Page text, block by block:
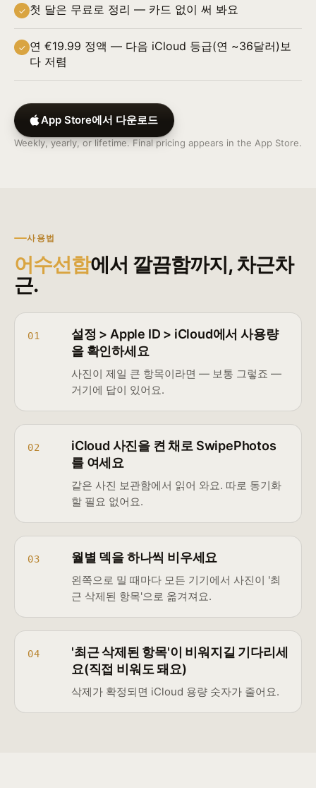
✓ 첫 달은 무료로 정리 — 카드 없이 써 봐요
✓ 연 €19.99 정액 — 다음 iCloud 등급(연 ~36달러)보
다 저렴
App Store에서 다운로드
Weekly, yearly, or lifetime. Final pricing appears in the App Store.
사용법
어수선함에서 깔끔함까지, 차근차
근.
01
설정 > Apple ID > iCloud에서 사용량
을 확인하세요
사진이 제일 큰 항목이라면 — 보통 그렇죠 —
거기에 답이 있어요.
02
iCloud 사진을 켠 채로 SwipePhotos
를 여세요
같은 사진 보관함에서 읽어 와요. 따로 동기화
할 필요 없어요.
03 월별 덱을 하나씩 비우세요
왼쪽으로 밀 때마다 모든 기기에서 사진이 '최
근 삭제된 항목'으로 옮겨져요.
04
'최근 삭제된 항목'이 비워지길 기다리세
요(직접 비워도 돼요)
삭제가 확정되면 iCloud 용량 숫자가 줄어요.